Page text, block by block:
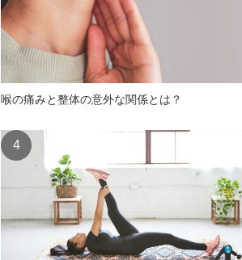
喉の痛みと整体の意外な関係とは？